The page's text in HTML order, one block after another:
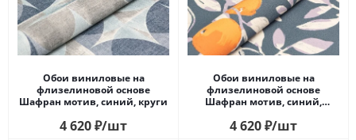
Обои виниловые на
флизелиновой основе
Шафран мотив, синий, круги
4 620₽/шт
Обои виниловые на
флизелиновой основе
Шафран мотив, синий,
4 620₽/шт